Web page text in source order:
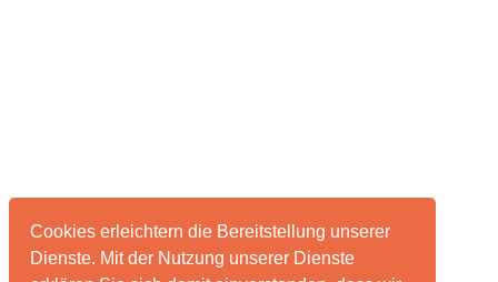
Cookies erleichtern die Bereitstellung unserer
Dienste. Mit der Nutzung unserer Dienste